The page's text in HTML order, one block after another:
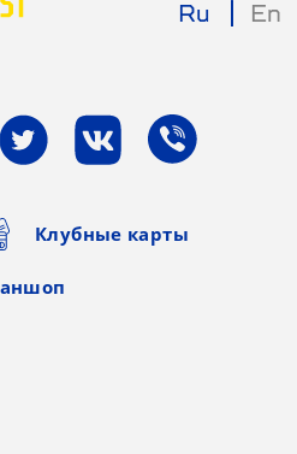
Ru En
Клубные карты